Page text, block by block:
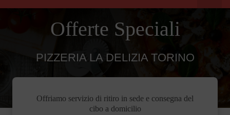
Offerte Speciali
PIZZERIA LA DELIZIA TORINO
Offriamo servizio di ritiro in sede e consegna del
cibo a domicilio